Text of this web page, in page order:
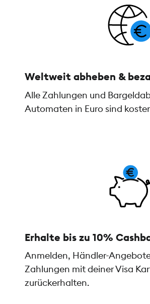
Weltweit abheben &
Alle Zahlungen und
Automaten in Euro sind
Erhalte bis zu 10%
Anmelden, Händler-
Zahlungen mit deiner Visa
zurückerhalten.